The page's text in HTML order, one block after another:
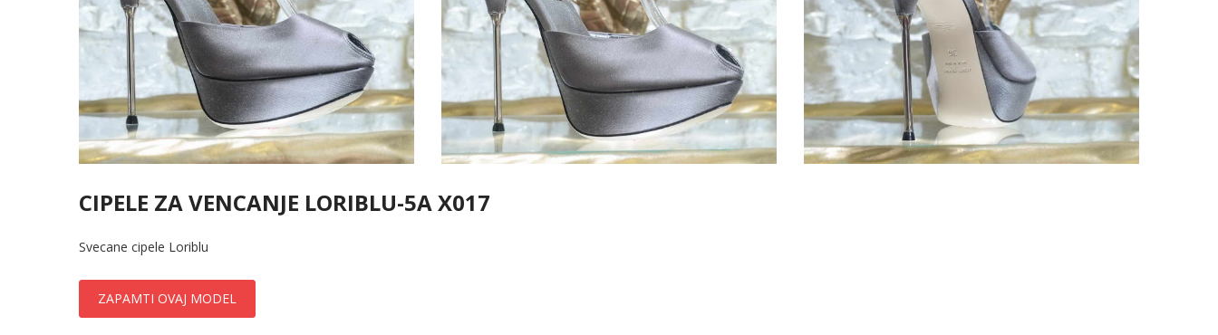
CIPELE ZA VENCANJE LORIBLU-5A X017
Svecane cipele Loriblu
ZAPAMTI OVAJ MODEL